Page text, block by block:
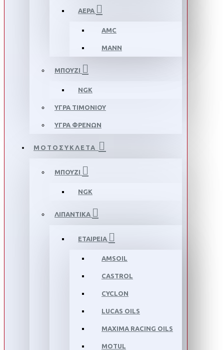
ΑΕΡΑ
AMC
MANN
ΜΠΟΥΖΙ
NGK
ΥΓΡΑ ΤΙΜΟΝΙΟΥ
ΥΓΡΑ ΦΡΕΝΩΝ
ΜΟΤΟΣΥΚΛΕΤΑ
ΜΠΟΥΖΙ
NGK
ΛΙΠΑΝΤΙΚΑ
ΕΤΑΙΡΕΙΑ
AMSOIL
CASTROL
CYCLON
LUCAS OILS
MAXIMA RACING OILS
MOTUL